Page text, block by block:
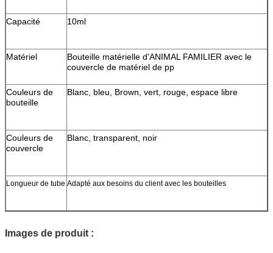
Capacité 10ml
Matériel
Bouteille matérielle d'ANIMAL FAMILIER avec le
couvercle de matériel de pp
Couleurs de
bouteille
Blanc, bleu, Brown, vert, rouge, espace libre
Couleurs de
couvercle
Blanc, transparent, noir
Longueur de tube Adapté aux besoins du client avec les bouteilles
Images de produit :